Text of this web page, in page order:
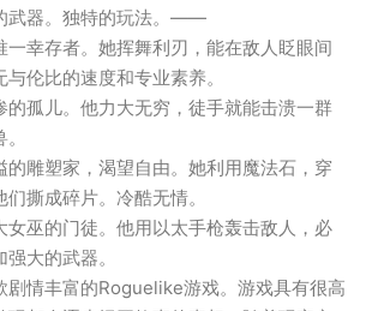
武器。独特的玩法。——
一幸存者。她挥舞利刃，能在敌人眨眼间
伦比的速度和专业素养。
的孤儿。他力大无穷，徒手就能击溃一群
的雕塑家，渴望自由。她利用魔法石，穿
撕成碎片。冷酷无情。
女巫的门徒。他用以太手枪轰击敌人，必
大的武器。
剧情丰富的Roguelike游戏。游戏具有很高